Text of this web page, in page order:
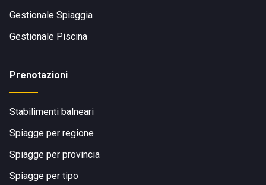
Gestionale Spiaggia
Gestionale Piscina
Prenotazioni
Stabilimenti balneari
Spiagge per regione
Spiagge per provincia
Spiagge per tipo